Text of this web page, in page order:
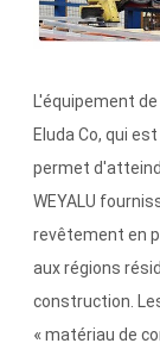
L'équipement
Eluda Co, qui
permet
WEYALU
revêtement en
aux régions
construction.
« matériau de